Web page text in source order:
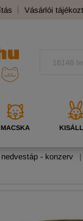
Vásárlói
MACSKA
nedvestáp - konzerv |